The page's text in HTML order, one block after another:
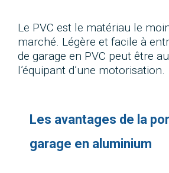
Le PVC est le matériau le
marché. Légère et facile à
de garage en PVC peut être
l’équipant d’une motorisation.
Les avantages de la
garage en aluminium